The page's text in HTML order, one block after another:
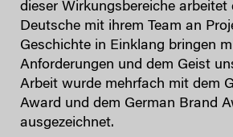
dieser Wirkungsbereiche arbeitet
Deutsche mit ihrem Team an
Geschichte in Einklang bringen
Anforderungen und dem Geist
Arbeit wurde mehrfach mit dem
Award und dem German Brand
ausgezeichnet.